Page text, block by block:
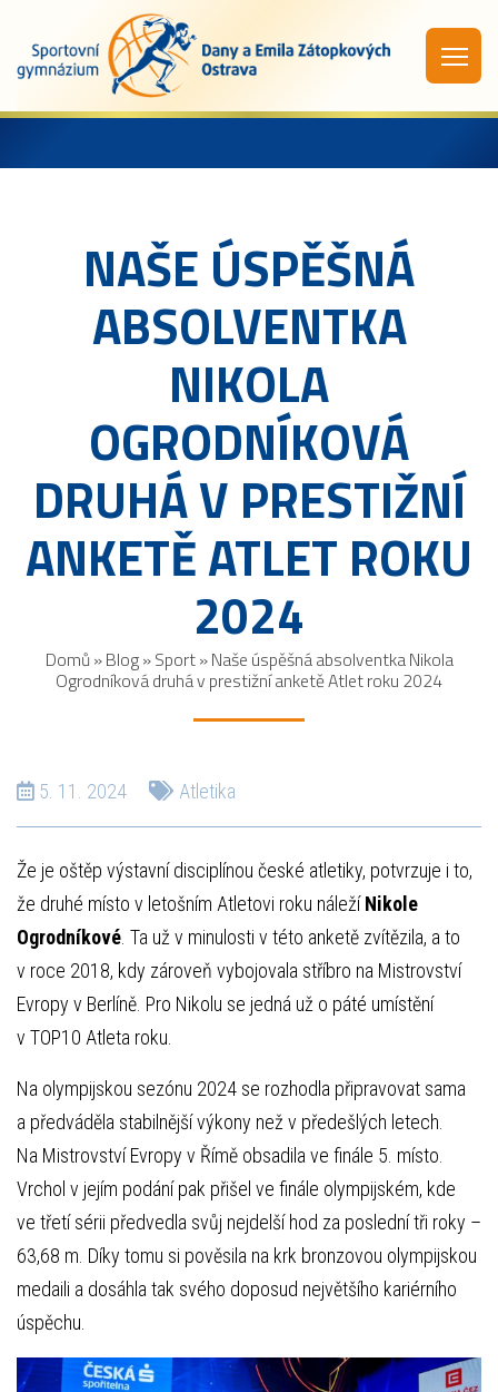
NAŠE ÚSPĚŠNÁ
ABSOLVENTKA
NIKOLA
OGRODNÍKOVÁ
DRUHÁ V PRESTIŽNÍ
ANKETĚ ATLET ROKU
2024
Domů »Blog»Sport»Naše úspěšná absolventka Nikola
Ogrodníková druhá v prestižní anketě Atlet roku 2024
5. 11. 2024 Atletika
Že je oštěp výstavní disciplínou české atletiky, potvrzuje i to,
že druhé místo v letošním Atletovi roku náležíNikole
Ogrodníkové. Ta už v minulosti v této anketě zvítězila, a to
v roce 2018, kdy zároveň vybojovala stříbro na Mistrovství
Evropy v Berlíně. Pro Nikolu se jedná už o páté umístění
v TOP10 Atleta roku.
Na olympijskou sezónu 2024 se rozhodla připravovat sama
a předváděla stabilnější výkony než v předešlých letech.
Na Mistrovství Evropy v Římě obsadila ve finále 5. místo.
Vrchol v jejím podání pak přišel ve finále olympijském, kde
ve třetí sérii předvedla svůj nejdelší hod za poslední tři roky –
63,68 m. Díky tomu si pověsila na krk bronzovou olympijskou
medaili a dosáhla tak svého doposud největšího kariérního
úspěchu.